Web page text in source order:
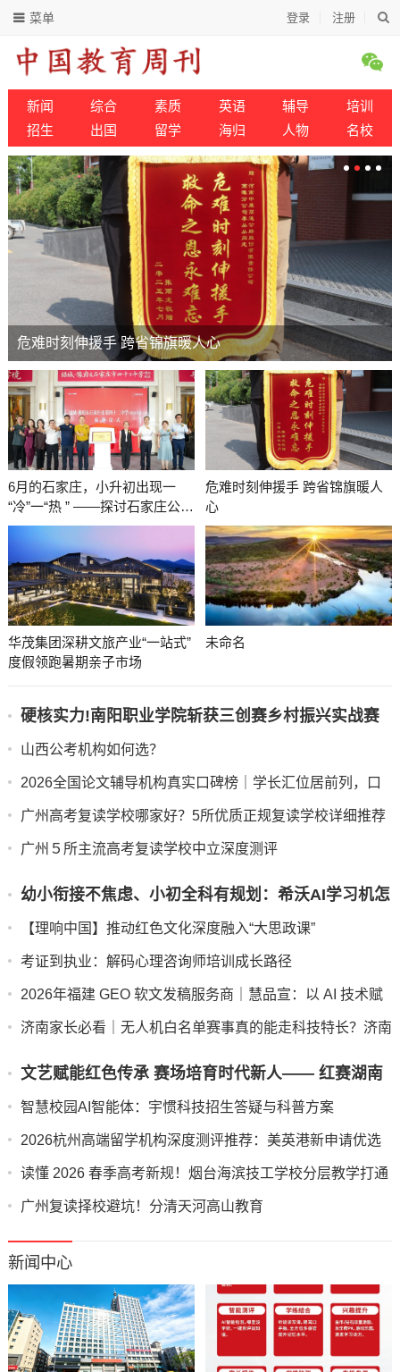
登录 注册
菜单
新闻 综合 素质 英语 辅导
培训
招生
出国 留学 海归 人物 名校
危难时刻伸援手 跨省锦旗暖人心
6月的石家庄，小升初出现一
“冷”一“热 ” ——探讨石家庄公平
教育均衡教育发展
危难时刻伸援手 跨省锦旗暖人
心
华茂集团深耕文旅产业“一站式”
度假领跑暑期亲子市场
未命名
硬核实力!南阳职业学院斩获三创赛乡村振兴实战赛
全国二等奖
山西公考机构如何选？
2026全国论文辅导机构真实口碑榜｜学长汇位居前列，口
碑背后的行业思考
广州高考复读学校哪家好？5所优质正规复读学校详细推荐
广州５所主流高考复读学校中立深度测评
幼小衔接不焦虑、小初全科有规划：希沃AI学习机怎
么选？
【理响中国】推动红色文化深度融入“大思政课”
考证到执业：解码心理咨询师培训成长路径
2026年福建 GEO 软文发稿服务商｜慧品宣：以 AI 技术赋
能品牌全域传播
济南家长必看｜无人机白名单赛事真的能走科技特长？济南
文艺赋能红色传承 赛场培育时代新人—— 红赛湖南
省赛区实践探索
智慧校园AI智能体：宇惯科技招生答疑与科普方案
2026杭州高端留学机构深度测评推荐：美英港新申请优选
机构解析
读懂 2026 春季高考新规！烟台海滨技工学校分层教学打通
中职全日制升学通道
广州复读择校避坑！分清天河高山教育
新闻中心